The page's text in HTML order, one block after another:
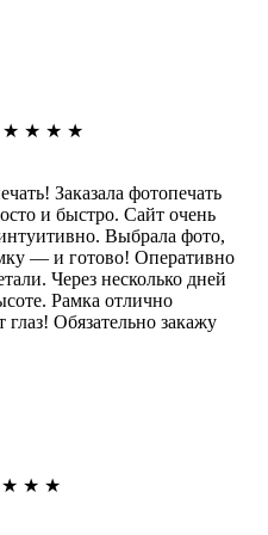
★ ★ ★ ★
Заказала фотопечать
и быстро. Сайт очень
Выбрала фото,
— и готово! Оперативно
Через несколько дней
Рамка отлично
глаз! Обязательно закажу
★ ★ ★